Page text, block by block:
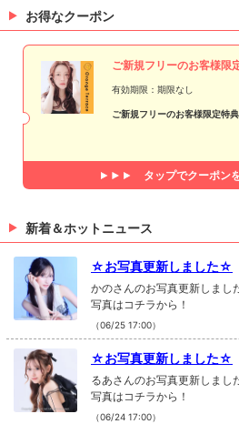
お得なクーポン
ご新規フリーのお客様限
有効期限：期限なし
ご新規フリーのお客様限定特
タップでクーポン
新着＆ホットニュース
☆お写真更新しました☆
かのさんのお写真更新しまし
写真はコチラから！
（06/25 17:00）
☆お写真更新しました☆
るあさんのお写真更新しまし
写真はコチラから！
（06/24 17:00）